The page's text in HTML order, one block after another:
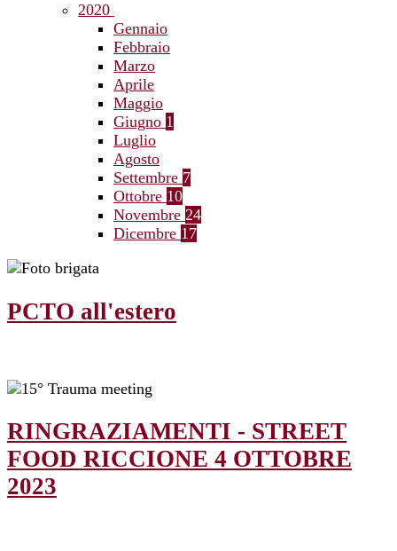
2020
Gennaio
Febbraio
Marzo
Aprile
Maggio
Giugno 1
Luglio
Agosto
Settembre 7
Ottobre 10
Novembre 24
Dicembre 17
PCTO all'estero
RINGRAZIAMENTI - STREET
FOOD RICCIONE 4 OTTOBRE
2023